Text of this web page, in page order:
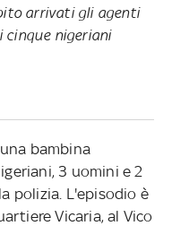
arrivati gli agenti
cinque nigeriani
bambina
3 uomini e 2
polizia. L'episodio è
Vicaria, al Vico